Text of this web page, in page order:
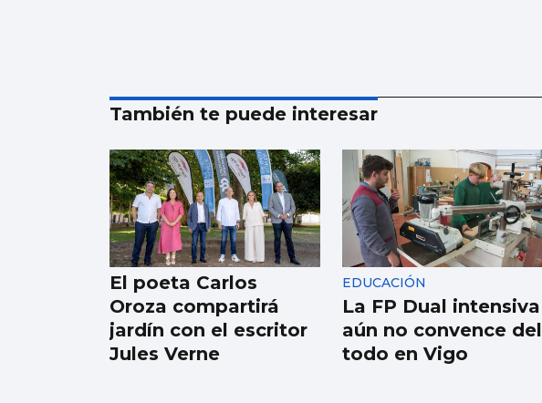
También te puede interesar
El poeta Carlos
Oroza compartirá
jardín con el escritor
Jules Verne
EDUCACIÓN
La FP Dual intensiva
aún no convence del
todo en Vigo